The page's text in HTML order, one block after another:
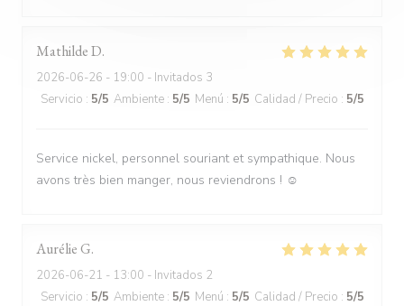
MathildeD
2026-06-26 - 19:00 - Invitados 3
Servicio : 5/5 Ambiente : 5/5 Menú : 5/5 Calidad / Precio : 5/5
Service nickel, personnel souriant et sympathique. Nous
avons très bien manger, nous reviendrons ! ☺️
AurélieG
2026-06-21 - 13:00 - Invitados 2
Servicio : 5/5 Ambiente : 5/5 Menú : 5/5 Calidad / Precio : 5/5